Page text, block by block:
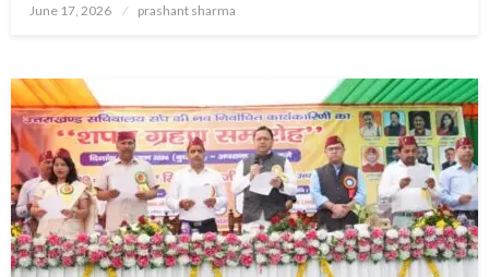
Posted
June 17, 2026 prashant sharma